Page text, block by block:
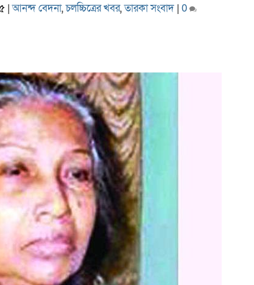
|আনন্দ বেদনা,চলচ্চিত্রের খবর,তারকা সংবাদ| 0